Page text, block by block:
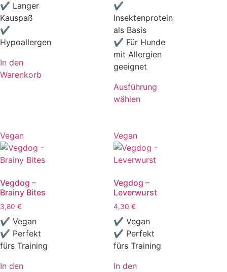
✔ Langer
Kauspaß
✔
Hypoallergen
In den
Warenkorb
✔
Insektenprotein
als Basis
✔ Für Hunde
mit Allergien
geeignet
Ausführung
wählen
Vegan
Vegdog –
Brainy Bites
3,80 €
✔ Vegan
✔ Perfekt
fürs Training
In den
Vegan
Vegdog –
Leverwurst
4,30 €
✔ Vegan
✔ Perfekt
fürs Training
In den